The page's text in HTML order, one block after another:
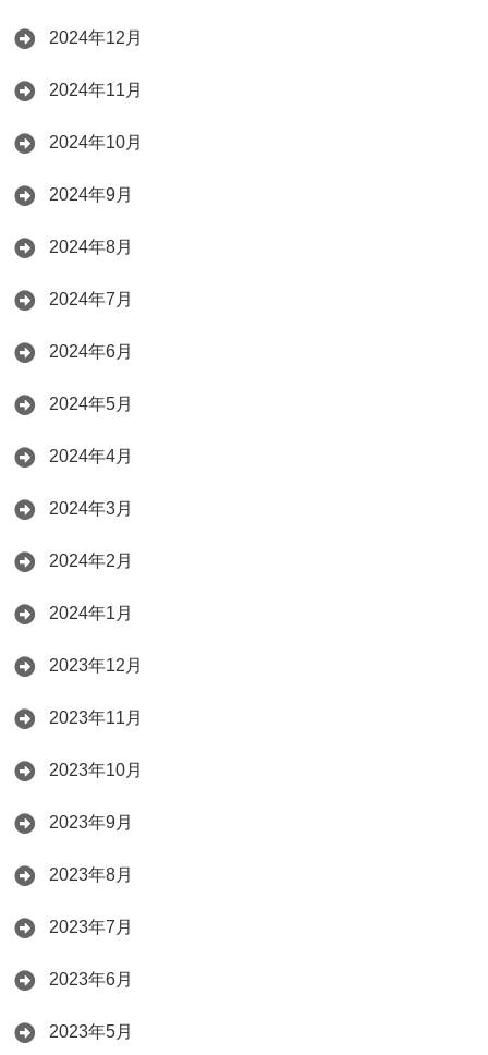
2024年12月
2024年11月
2024年10月
2024年9月
2024年8月
2024年7月
2024年6月
2024年5月
2024年4月
2024年3月
2024年2月
2024年1月
2023年12月
2023年11月
2023年10月
2023年9月
2023年8月
2023年7月
2023年6月
2023年5月